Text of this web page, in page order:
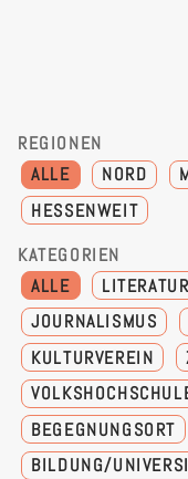
REGIONEN
ALLE
NORD
HESSENWEIT
KATEGORIEN
ALLE
LITERATUR
JOURNALISMUS
KULTURVEREIN
BEGEGNUNGSORT
BILDUNG/